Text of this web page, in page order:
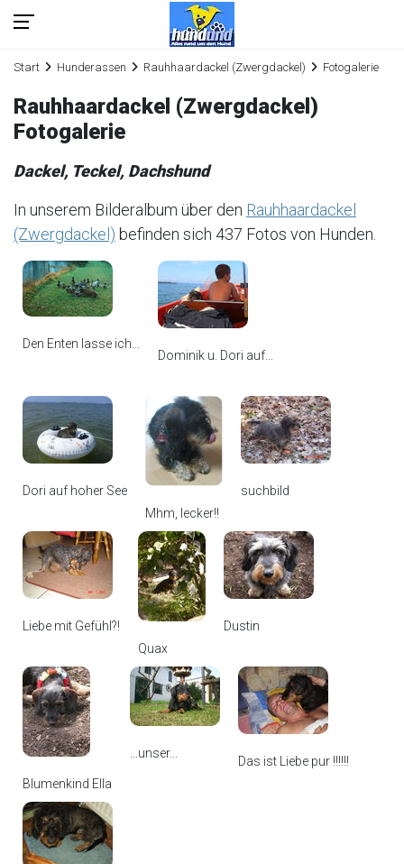
Start Hunderassen Rauhhaardackel (Zwergdackel) Fotogalerie
Rauhhaardackel (Zwergdackel)
Fotogalerie
Dackel, Teckel, Dachshund
In unserem Bilderalbum über den Rauhhaardackel
(Zwergdackel) befinden sich 437 Fotos von Hunden.
Den Enten lasse ich...
Dominik u. Dori auf...
Dori auf hoher See
Mhm, lecker!!
suchbild
Liebe mit Gefühl?!
Quax
Dustin
Blumenkind Ella
...unser...
Das ist Liebe pur !!!!!!